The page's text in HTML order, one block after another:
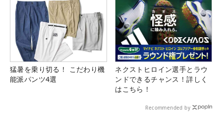
猛暑を乗り切る！ こだわり機
能派パンツ4選
ネクストヒロイン選手とラウ
ンドできるチャンス！詳しく
はこちら！
Recommended by